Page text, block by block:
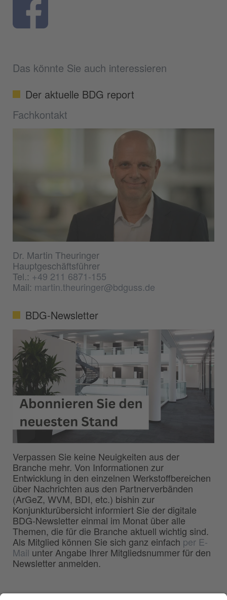
Das könnte Sie auch interessieren
Der aktuelle BDG report
Fachkontakt
Dr. Martin Theuringer
Hauptgeschäftsführer
Tel.: +49 211 6871-155
Mail: martin.theuringer@bdguss.de
BDG-Newsletter
Verpassen Sie keine Neuigkeiten aus der
Branche mehr. Von Informationen zur
Entwicklung in den einzelnen Werkstoffbereichen
über Nachrichten aus den Partnerverbänden
(ArGeZ, WVM, BDI, etc.) bishin zur
Konjunkturübersicht informiert Sie der digitale
BDG-Newsletter einmal im Monat über alle
Themen, die für die Branche aktuell wichtig sind.
Als Mitglied können Sie sich ganz einfach per E-
Mail unter Angabe Ihrer Mitgliedsnummer für den
Newsletter anmelden.